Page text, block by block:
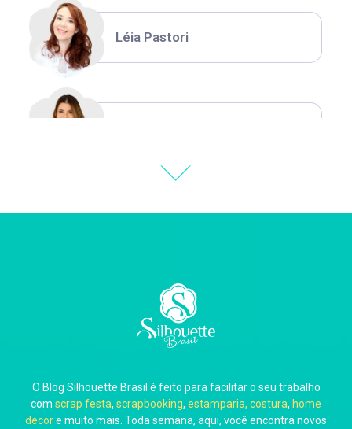
Léia Pastori
Carla Eschberger
Carol Pessoa
O Blog Silhouette Brasil é feito para facilitar o seu trabalho
com scrap festa, scrapbooking, estamparia, costura, home
decore muito mais. Toda semana, aqui, você encontra novos